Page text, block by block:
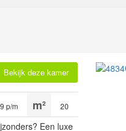
Bekijk deze kamer
20
p/m
Een luxe